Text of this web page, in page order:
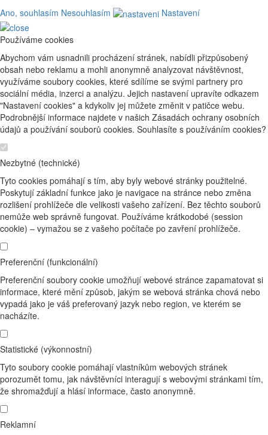
Ano, souhlasím Nesouhlasím Nastavení
Používáme cookies
Abychom vám usnadnili procházení stránek, nabídli přizpůsobený
obsah nebo reklamu a mohli anonymně analyzovat návštěvnost,
využíváme soubory cookies, které sdílíme se svými partnery pro
sociální média, inzerci a analýzu. Jejich nastavení upravíte odkazem
"Nastavení cookies" a kdykoliv jej můžete změnit v patičce webu.
Podrobnější informace najdete v našich Zásadách ochrany osobních
údajů a používání souborů cookies. Souhlasíte s používáním cookies?
Nezbytné (technické)
Tyto cookies pomáhají s tím, aby byly webové stránky použitelné.
Poskytují základní funkce jako je navigace na stránce nebo změna
rozlišení prohlížeče dle velikosti vašeho zařízení. Bez těchto souborů
nemůže web správně fungovat. Používáme krátkodobé (session
cookie) – vymažou se z vašeho počítače po zavření prohlížeče.
Preferenční (funkcionální)
Preferenční soubory cookie umožňují webové stránce zapamatovat si
informace, které mění způsob, jakým se webová stránka chová nebo
vypadá jako je váš preferovaný jazyk nebo region, ve kterém se
nacházíte.
Statistické (výkonnostní)
Tyto soubory cookie pomáhají vlastníkům webových stránek
porozumět tomu, jak návštěvníci interagují s webovými stránkami tím,
že shromažďují a hlásí informace, často anonymně.
Reklamní